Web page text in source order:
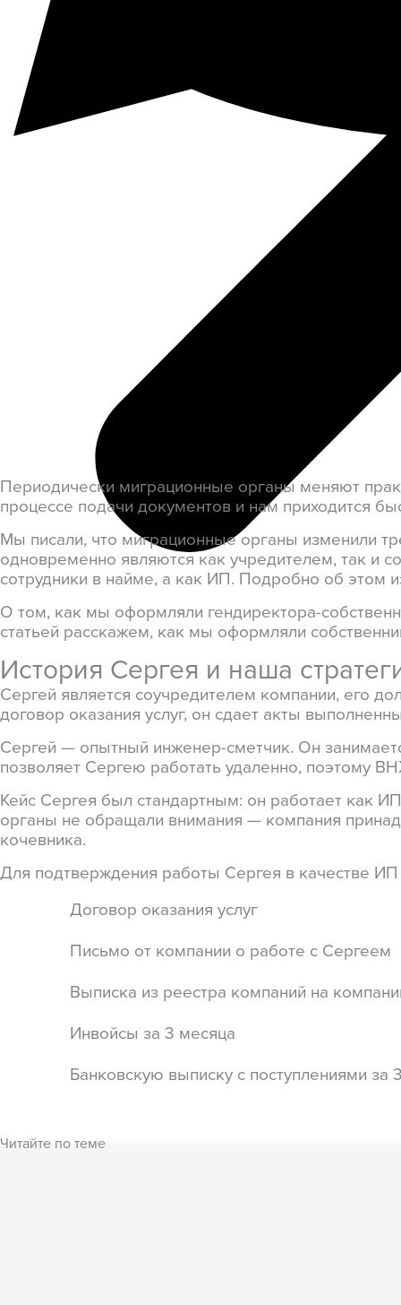
Периодически миграционные органы меняют
процессе подачи документов и нам приходится
Мы писали, что миграционные органы изменили
одновременно являются как учредителем, так и
сотрудники в найме, а как ИП. Подробно об этом
О том, как мы оформляли гендиректора-
статьей расскажем, как мы оформляли
История Сергея и наша
Сергей является соучредителем компании, его
договор оказания услуг, он сдает акты
Сергей — опытный инженер-сметчик. Он
позволяет Сергею работать удаленно, поэтому
Кейс Сергея был стандартным: он работает как
органы не обращали внимания — компания
кочевника.
Для подтверждения работы Сергея в качестве
Договор оказания услуг
Письмо от компании о работе с Сергеем
Выписка из реестра компаний на
Инвойсы за 3 месяца
Банковскую выписку с поступлениями за
Читайте по теме